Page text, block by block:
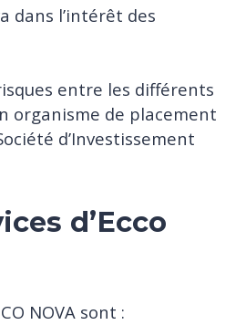
dans l’intérêt des
entre les différents
organisme de placement
d’Investissement
d’Ecco
NOVA sont :